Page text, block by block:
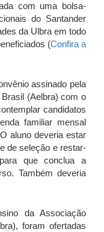
com uma bolsa-
do Santander
da Ulbra em todo
(Confira a
assinado pela
(Aelbra) com o
candidatos
familiar mensal
aluno deveria estar
de seleção e restar-
que conclua a
Também deveria
da Associação
foram ofertadas